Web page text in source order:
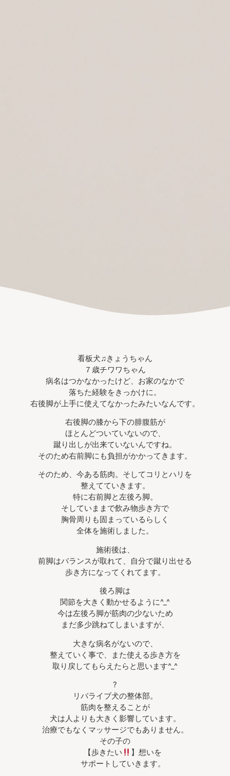
看板犬♫きょうちゃん
７歳チワワちゃん
病名はつかなかったけど、お家のなかで
落ちた経験をきっかけに。
右後脚が上手に使えてなかったみたいなんです。
右後脚の膝から下の腓腹筋が
ほとんどついていないので、
蹴り出しが出来ていないんですね。
そのため右前脚にも負担がかかってきます。
そのため、今ある筋肉。そしてコリとハリを
整えてていきます。
特に右前脚と左後ろ脚。
そしていままで飲み物歩き方で
胸骨周りも固まっているらしく
全体を施術しました。
施術後は、
前脚はバランスが取れて、自分で蹴り出せる
歩き方になってくれてます。
後ろ脚は
関節を大きく動かせるように^_^
今は左後ろ脚が筋肉の少ないため
まだ多少跳ねてしまいますが、
大きな病名がないので、
整えていく事で、また使える歩き方を
取り戻してもらえたらと思います^_^
?
リバライブ犬の整体部。
筋肉を整えることが
犬は人よりも大きく影響しています。
治療でもなくマッサージでもありません。
その子の
【歩きたい
】想いを
サポートしていきます。